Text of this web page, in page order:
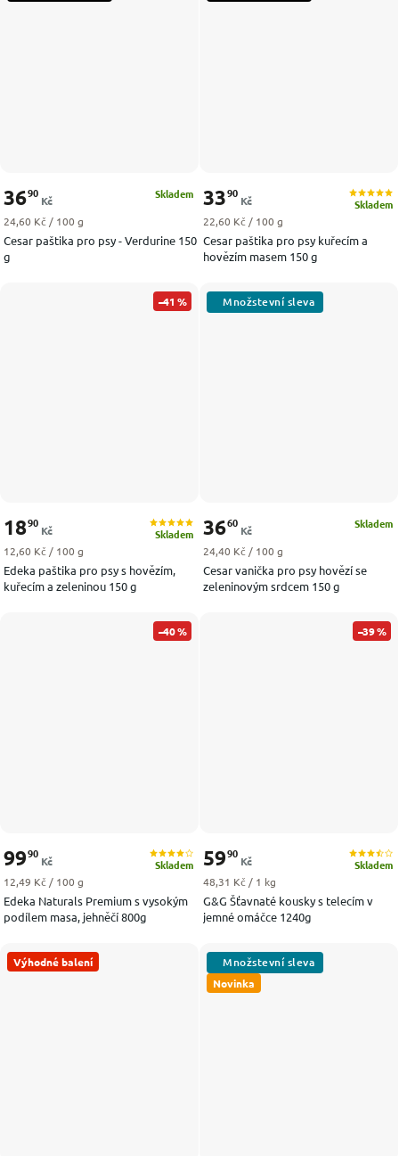
Cesar paštika pro psy - Verdurine 150
g
Skladem
3690
Kč
Měrná cena:
24,60 Kč / 100 g
Cesar paštika pro psy kuřecím a
hovězím masem 150 g
Skladem
3390
Kč
Měrná cena:
22,60 Kč / 100 g
–41 %
Edeka paštika pro psy s hovězím,
kuřecím a zeleninou 150 g
Skladem
1890
Kč
Měrná cena:
12,60 Kč / 100 g
Cesar vanička pro psy hovězí se
zeleninovým srdcem 150 g
Skladem
3660
Kč
Měrná cena:
24,40 Kč / 100 g
–40 %
Edeka Naturals Premium s vysokým
podílem masa, jehněčí 800g
Skladem
9990
Kč
Měrná cena:
12,49 Kč / 100 g
–39 %
G&G Šťavnaté kousky s telecím v
jemné omáčce 1240g
Skladem
5990
Kč
Měrná cena:
48,31 Kč / 1 kg
Výhodné balení
Novinka